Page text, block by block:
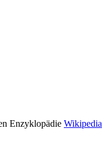
Enzyklopädie Wikipedia